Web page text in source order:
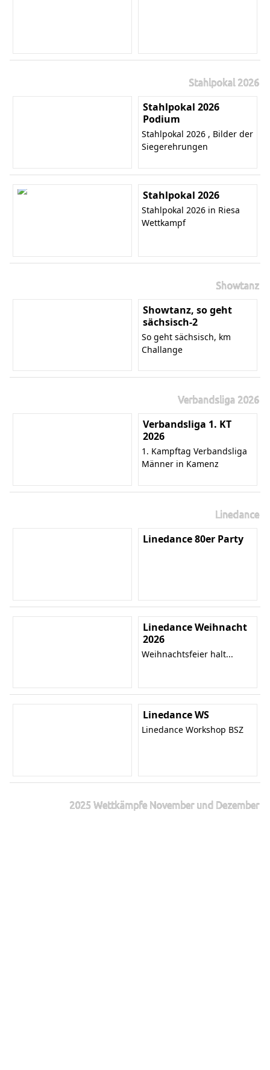
Stahlpokal 2026
Stahlpokal 2026
Podium
Stahlpokal 2026 , Bilder der
Siegerehrungen
Stahlpokal 2026
Stahlpokal 2026 in Riesa
Wettkampf
Showtanz
Showtanz, so geht
sächsisch-2
So geht sächsisch, km
Challange
Verbandsliga 2026
Verbandsliga 1. KT
2026
1. Kampftag Verbandsliga
Männer in Kamenz
Linedance
Linedance 80er Party
Linedance Weihnacht
2026
Weihnachtsfeier halt...
Linedance WS
Linedance Workshop BSZ
2025 Wettkämpfe November und Dezember